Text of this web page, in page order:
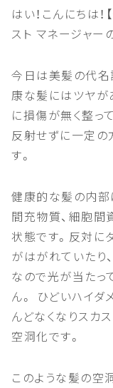
はい！こんにちは！
スト マネージャ
今日は美髪の代
康な髪にはツヤが
に損傷が無く整っ
反射せずに一定の
す。
健康的な髪の内
間充物質、細胞間
状態です。反対に
がはがれていたり
なので光が当たっ
ん。 ひどいハイダ
んどなくなりスカ
空洞化です。
このような髪の空